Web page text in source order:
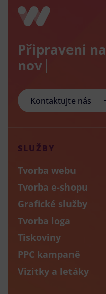
Připraveni na
nový e-s
Kontaktujte nás
SLUŽBY
Tvorba webu
Tvorba e-shopu
Grafické služby
Tvorba loga
Tiskoviny
PPC kampaně
Vizitky a letáky